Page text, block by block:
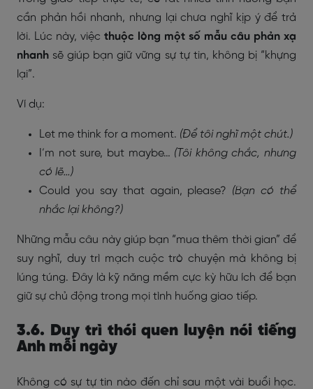
cần phản hồi nhanh, nhưng lại chưa nghĩ kịp ý để trả
lời. Lúc này, việc thuộc lòng một số mẫu câu phản xạ
nhanh sẽ giúp bạn giữ vững sự tự tin, không bị “khựng
lại”.
Ví dụ:
Let me think for a moment. (Để tôi nghĩ một chút.)
I’m not sure, but maybe… (Tôi không chắc, nhưng
có lẽ…)
Could you say that again, please? (Bạn có thể
nhắc lại không?)
Những mẫu câu này giúp bạn “mua thêm thời gian” để
suy nghĩ, duy trì mạch cuộc trò chuyện mà không bị
lúng túng. Đây là kỹ năng mềm cực kỳ hữu ích để bạn
giữ sự chủ động trong mọi tình huống giao tiếp.
3.6. Duy trì thói quen luyện nói tiếng
Anh mỗi ngày
Không có sự tự tin nào đến chỉ sau một vài buổi học.